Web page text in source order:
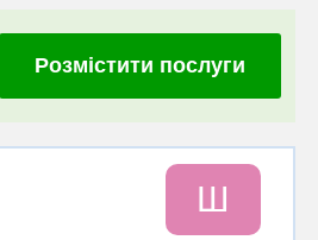
Розмістити послуги
Ш